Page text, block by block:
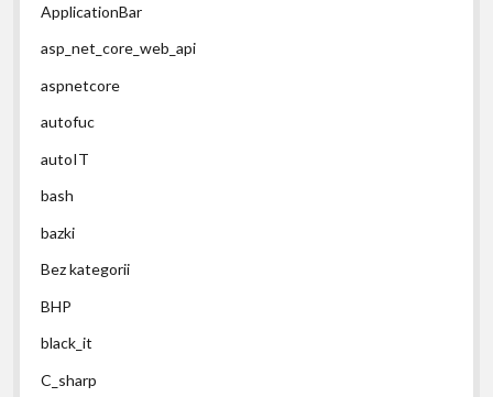
ApplicationBar
asp_net_core_web_api
aspnetcore
autofuc
autoIT
bash
bazki
Bez kategorii
BHP
black_it
C_sharp